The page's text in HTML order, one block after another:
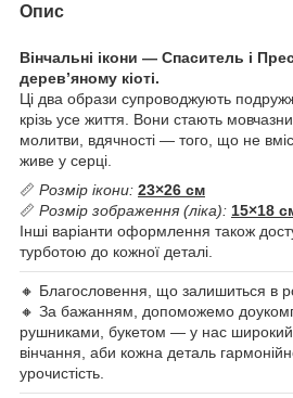
Опис
Вінчальні ікони — Спаситель і
дерев’яному кіоті.
Ці два образи супроводжують
крізь усе життя. Вони стають
молитви, вдячності — того, що не
живе у серці.
📏 Розмір ікони: 23×26 см
📏 Розмір зображення (ліка): 15×18
Інші варіанти оформлення також
турботою до кожної деталі.
🔸 Благословення, що залишиться в
🔸 За бажанням, допоможемо
рушниками, букетом — у нас широкий
вінчання, аби кожна деталь
урочистість.